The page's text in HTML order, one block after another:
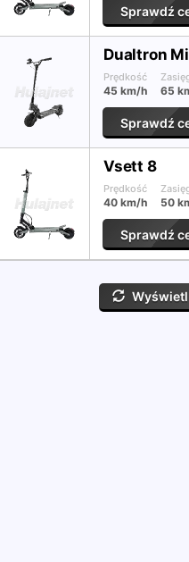
Sprawdź
Dualtron
Prędkość
45 km/h 65
Sprawdź
Vsett 8
Prędkość
40 km/h 50
Sprawdź